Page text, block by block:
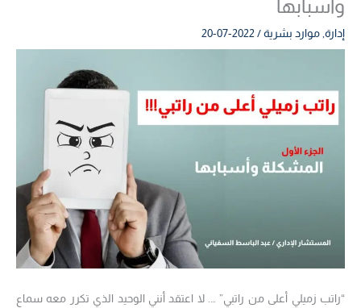
وأسبابها
إدارة موارد بشرية /
2022-07-20
“راتب زميلي أعلى من راتبي” …. لا اعتقد أنني الوحيد الذي تكرر معه سماع